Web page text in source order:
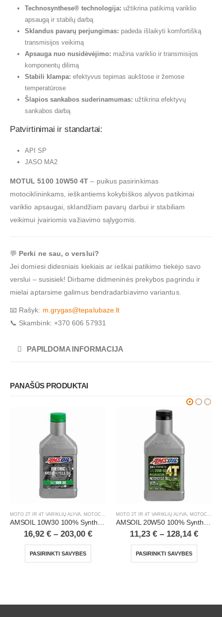
Technosynthese® technologija: užtikrina patikimą variklio
apsaugą ir stabilų darbą
Sklandus pavarų perjungimas: padeda išlaikyti komfortišką
transmisijos veikimą
Apsauga nuo nusidėvėjimo: mažina variklio ir transmisijos
komponentų dilimą
Stabili klampa: efektyvus tepimas aukštose ir žemose
temperatūrose
Šlapios sankabos suderinamumas: užtikrina efektyvų
sankabos darbą
Patvirtinimai ir standartai:
API SP
JASO MA2
MOTUL 5100 10W50 4T – puikus pasirinkimas
motociklininkams, ieškantiems kokybiškos alyvos patikimai
variklio apsaugai, sklandžiam pavarų darbui ir stabiliam
veikimui įvairiomis važiavimo sąlygomis.
💬 Perki ne sau, o verslui?
Jei domiesi didesniais kiekiais ar ieškai patikimo tiekėjo savo
verslui – susisiek! Dirbame didmeninės prekybos pagrindu ir
mielai aptarsime galimus bendradarbiavimo variantus.
📧 Rašyk: m.grygas@tepalubaze.lt
📞 Skambink: +370 606 57931
PAPILDOMA INFORMACIJA
PANAŠŪS PRODUKTAI
MOTO 2T IR 4T VARIKLIŲ ALYVA ,MOTOCIKLAI, ATV/UTV
11,23€ – 128,14€
PASIRINKTI SAVYBES
MOTO 2T IR 4T VARIKLIŲ ALYVA ,MOTOCIKLAI, ATV/UTV
11,66€ – 121,89€
PASIRINKTI SAVYBES